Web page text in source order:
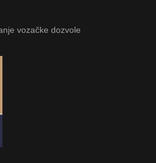
vozačke dozvole